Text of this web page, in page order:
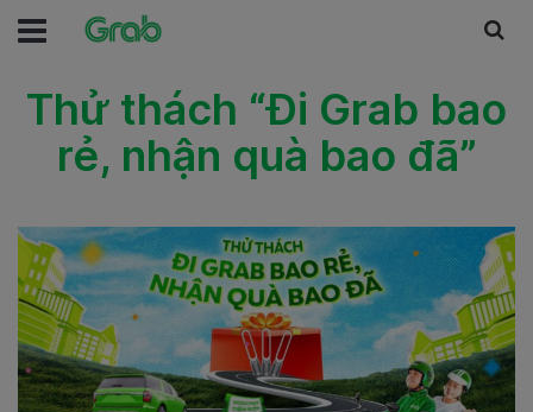
Thử thách “Đi Grab bao
rẻ, nhận quà bao đã”